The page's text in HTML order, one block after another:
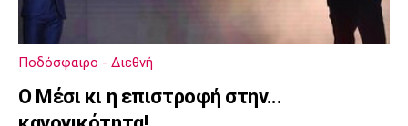
Ποδόσφαιρο - Διεθνή
O Mέσι κι η επιστροφή στην...